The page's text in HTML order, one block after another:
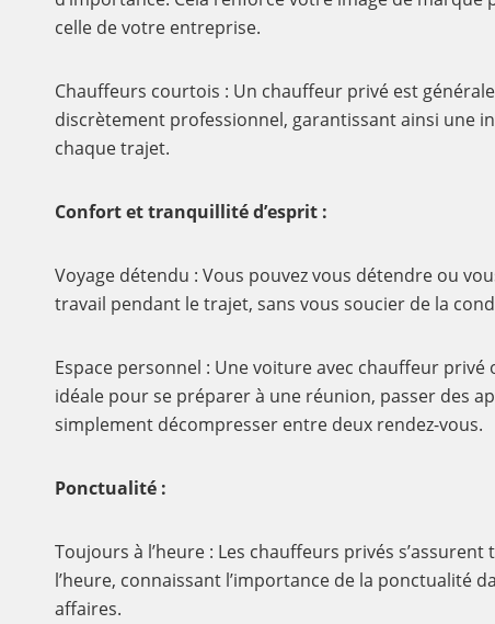
celle de votre entreprise.
Chauffeurs courtois : Un chauffeur privé est
discrètement professionnel, garantissant ainsi une
chaque trajet.
Confort et tranquillité d’esprit :
Voyage détendu : Vous pouvez vous détendre ou
travail pendant le trajet, sans vous soucier de la
Espace personnel : Une voiture avec chauffeur privé
idéale pour se préparer à une réunion, passer des
simplement décompresser entre deux rendez-vous.
Ponctualité :
Toujours à l’heure : Les chauffeurs privés s’assurent
l’heure, connaissant l’importance de la ponctualité
affaires.